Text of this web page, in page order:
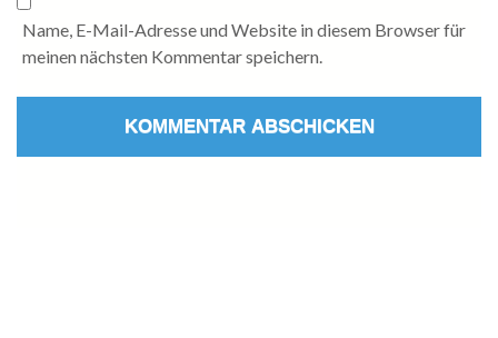
Name, E-Mail-Adresse und Website in diesem Browser für
meinen nächsten Kommentar speichern.